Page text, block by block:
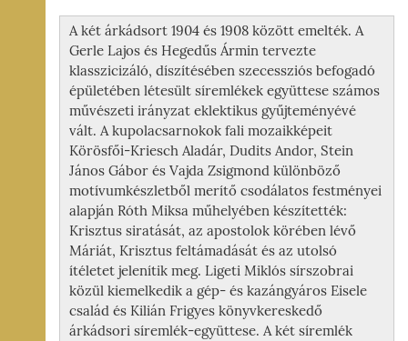
A két árkádsort 1904 és 1908 között emelték. A
Gerle Lajos és Hegedűs Ármin tervezte
klasszicizáló, díszítésében szecessziós befogadó
épületében létesült síremlékek együttese számos
művészeti irányzat eklektikus gyűjteményévé
vált. A kupolacsarnokok fali mozaikképeit
Körösfői-Kriesch Aladár, Dudits Andor, Stein
János Gábor és Vajda Zsigmond különböző
motívumkészletből merítő csodálatos festményei
alapján Róth Miksa műhelyében készítették:
Krisztus siratását, az apostolok körében lévő
Máriát, Krisztus feltámadását és az utolsó
ítéletet jelenítik meg. Ligeti Miklós sírszobrai
közül kiemelkedik a gép- és kazángyáros Eisele
család és Kilián Frigyes könyvkereskedő
árkádsori síremlék-együttese. A két síremlék